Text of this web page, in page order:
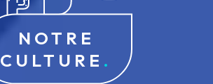
NOTRE
CULTURE